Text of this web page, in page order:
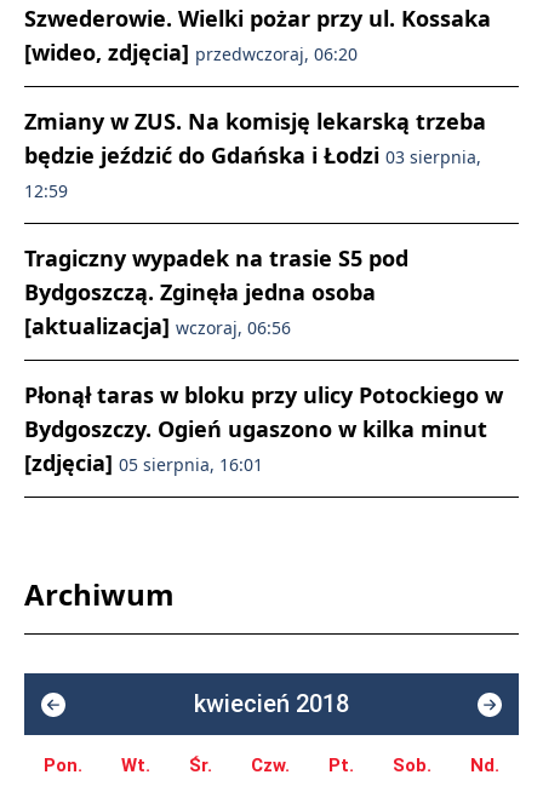
Szwederowie. Wielki pożar przy ul. Kossaka
[wideo, zdjęcia] przedwczoraj, 06:20
Zmiany w ZUS. Na komisję lekarską trzeba
będzie jeździć do Gdańska i Łodzi 03 sierpnia,
12:59
Tragiczny wypadek na trasie S5 pod
Bydgoszczą. Zginęła jedna osoba
[aktualizacja] wczoraj, 06:56
Płonął taras w bloku przy ulicy Potockiego w
Bydgoszczy. Ogień ugaszono w kilka minut
[zdjęcia] 05 sierpnia, 16:01
Archiwum
kwiecień 2018
Pon. Wt. Śr. Czw. Pt. Sob. Nd.